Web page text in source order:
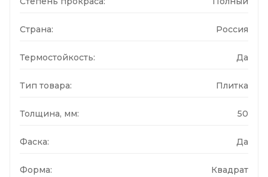
Страна: Россия
Термостойкость: Да
Тип товара: Плитка
Толщина, мм: 50
Фаска: Да
Форма: Квадрат